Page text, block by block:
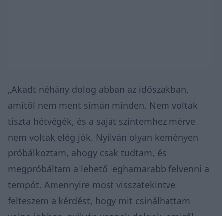
„Akadt néhány dolog abban az időszakban,
amitől nem ment simán minden. Nem voltak
tiszta hétvégék, és a saját szintemhez mérve
nem voltak elég jók. Nyilván olyan keményen
próbálkoztam, ahogy csak tudtam, és
megpróbáltam a lehető leghamarabb felvenni a
tempót. Amennyire most visszatekintve
felteszem a kérdést, hogy mit csinálhattam